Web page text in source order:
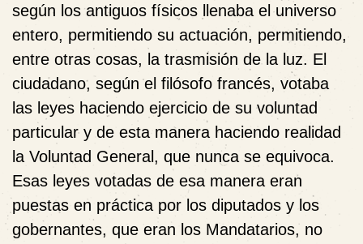
según los antiguos físicos llenaba el universo
entero, permitiendo su actuación, permitiendo,
entre otras cosas, la trasmisión de la luz. El
ciudadano, según el filósofo francés, votaba
las leyes haciendo ejercicio de su voluntad
particular y de esta manera haciendo realidad
la Voluntad General, que nunca se equivoca.
Esas leyes votadas de esa manera eran
puestas en práctica por los diputados y los
gobernantes, que eran los Mandatarios, no